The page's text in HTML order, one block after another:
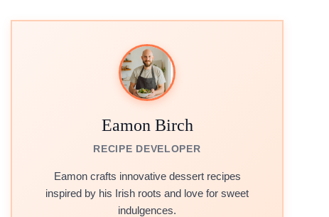
Eamon Birch
RECIPE DEVELOPER
Eamon crafts innovative dessert recipes
inspired by his Irish roots and love for sweet
indulgences.